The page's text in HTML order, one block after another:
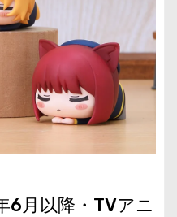
月以降・TVアニ